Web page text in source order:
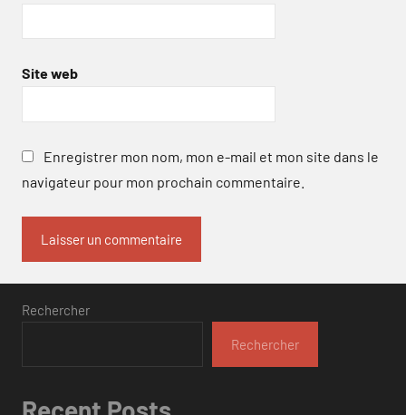
Site web
Enregistrer mon nom, mon e-mail et mon site dans le
navigateur pour mon prochain commentaire.
Rechercher
Rechercher